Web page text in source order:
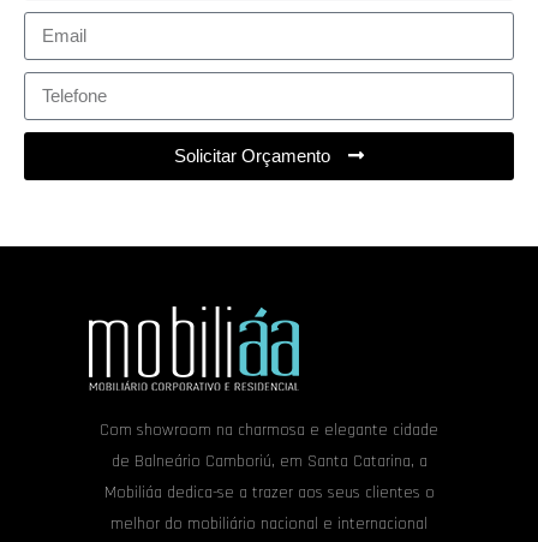
Solicitar Orçamento
Com showroom na charmosa e elegante cidade
de Balneário Camboriú, em Santa Catarina, a
Mobiliáa dedica-se a trazer aos seus clientes o
melhor do mobiliário nacional e internacional